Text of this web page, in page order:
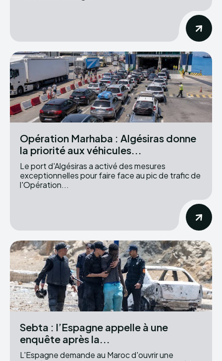
Opération Marhaba : Algésiras donne
la priorité aux véhicules...
Le port d'Algésiras a activé des mesures
exceptionnelles pour faire face au pic de trafic de
l'Opération...
Sebta : l’Espagne appelle à une
enquête après la...
L'Espagne demande au Maroc d'ouvrir une